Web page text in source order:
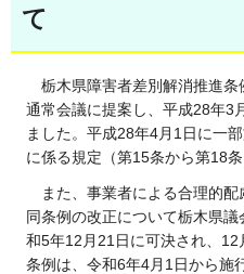
て
栃木県障害者差別解消推進
通常会議に提案し、平成28年3
ました。平成28年4月1日に一
に係る規定（第15条から第18
また、事業者による合理的配
同条例の改正について栃木県
和5年12月21日に可決され、
条例は、令和6年4月1日から施